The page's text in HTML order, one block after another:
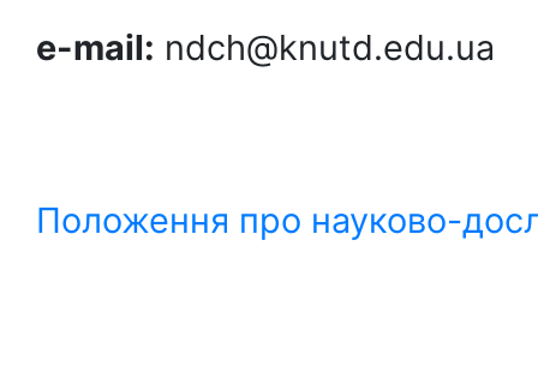
e-mail: ndch@knutd.edu.ua
Положення про науково-